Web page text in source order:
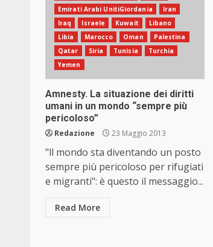
Emirati Arabi UnitiGiordania
Iran
Iraq
Israele Kuwait
Libano
Libia
Marocco Oman
Palestina
Qatar
Siria Tunisia
Turchia
Yemen
Amnesty. La situazione dei diritti
umani in un mondo “sempre più
pericoloso”
Redazione 23 Maggio 2013
"ll mondo sta diventando un posto
sempre più pericoloso per rifugiati
e migranti": è questo il messaggio...
Read More